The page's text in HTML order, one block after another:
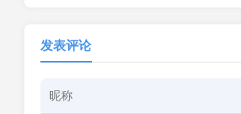
发表评论